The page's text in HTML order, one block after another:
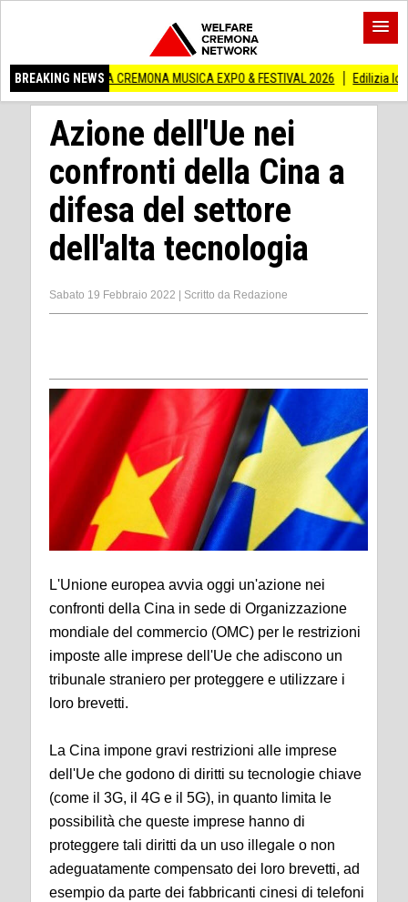
BREAKING NEWS
A CREMONA MUSICA EXPO & FESTIVAL 2026 Edilizia lombarda, CNA:
Azione dell'Ue nei
confronti della Cina a
difesa del settore
dell'alta tecnologia
Sabato 19 Febbraio 2022 Scritto da Redazione
L'Unione europea avvia oggi un'azione nei
confronti della Cina in sede di Organizzazione
mondiale del commercio (OMC) per le restrizioni
imposte alle imprese dell'Ue che adiscono un
tribunale straniero per proteggere e utilizzare i
loro brevetti.
La Cina impone gravi restrizioni alle imprese
dell'Ue che godono di diritti su tecnologie chiave
(come il 3G, il 4G e il 5G), in quanto limita le
possibilità che queste imprese hanno di
proteggere tali diritti da un uso illegale o non
adeguatamente compensato dei loro brevetti, ad
esempio da parte dei fabbricanti cinesi di telefoni